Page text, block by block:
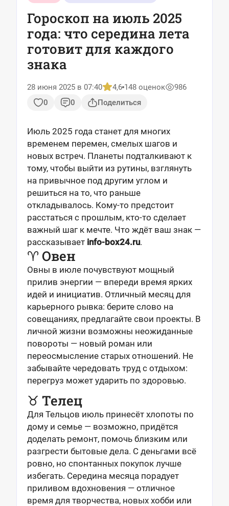
Гороскоп на июль 2025
года: что середина лета
готовит для каждого
знака
28 июня 2025 в 07:40 4,6 148 оценок
986
0
0 Поделиться
Июль 2025 года станет для многих
временем перемен, смелых шагов и
новых встреч. Планеты подталкивают к
тому, чтобы выйти из рутины, взглянуть
на привычное под другим углом и
решиться на то, что раньше
откладывалось. Кому-то предстоит
расстаться с прошлым, кто-то сделает
важный шаг к мечте. Что ждёт ваш знак —
рассказывает info-box24.ru.
♈ Овен
Овны в июле почувствуют мощный
прилив энергии — впереди время ярких
идей и инициатив. Отличный месяц для
карьерного рывка: берите слово на
совещаниях, предлагайте свои проекты. В
личной жизни возможны неожиданные
повороты — новый роман или
переосмысление старых отношений. Не
забывайте чередовать труд с отдыхом:
перегруз может ударить по здоровью.
♉ Телец
Для Тельцов июль принесёт хлопоты по
дому и семье — возможно, придётся
доделать ремонт, помочь близким или
разгрести бытовые дела. С деньгами всё
ровно, но спонтанных покупок лучше
избегать. Середина месяца порадует
приливом вдохновения — отличное
время для творчества, новых хобби или